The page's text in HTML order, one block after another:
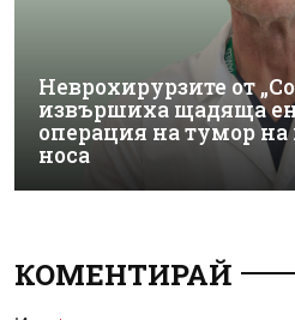
Неврохирурзите от
извършиха щадяща
операция на тумор на
носа
КОМЕНТИРАЙ